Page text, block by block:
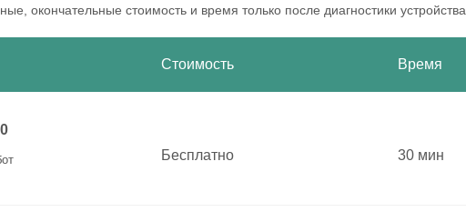
окончательные стоимость и время только после диагностики устройства
Стоимость Время
Бесплатно
30 мин